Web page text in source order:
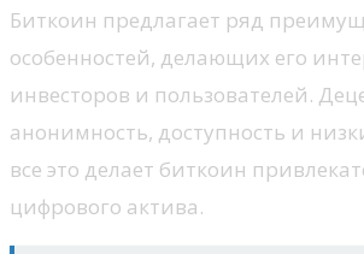
Биткоин предлагает ряд
особенностей, делающих его
инвесторов и пользователей.
анонимность, доступность и
все это делает биткоин
цифрового актива.